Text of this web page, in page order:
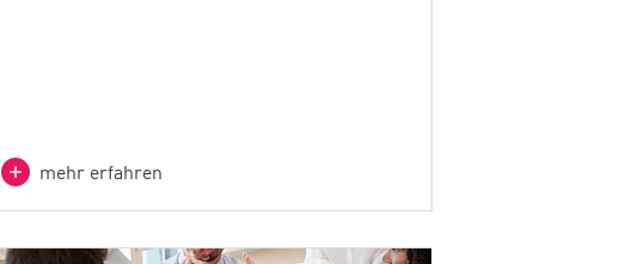
mehr erfahren